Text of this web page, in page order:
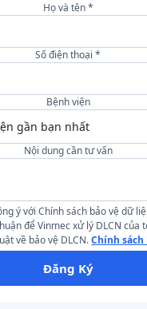
Họ và tên *
Số điện thoại *
Bệnh viện
Nội dung cần tư vấn
ý với Chính sách bảo vệ dữ
để Vinmec xử lý DLCN của
về bảo vệ DLCN.Chính
Đăng Ký